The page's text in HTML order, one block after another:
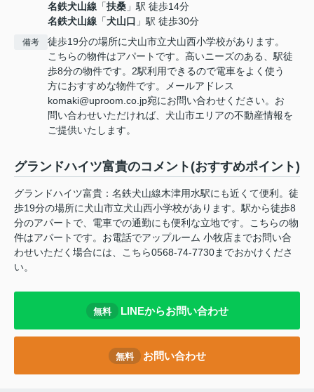
名鉄犬山線 「扶桑 」駅 徒歩14分
名鉄犬山線 「犬山口 」駅 徒歩30分
備考
徒歩19分の場所に犬山市立犬山西小学校があります。
こちらの物件はアパートです。高いニーズのある、駅徒
歩8分の物件です。2駅利用できるので電車をよく使う
方におすすめな物件です。メールアドレス
komaki@uproom.co.jp宛にお問い合わせください。お
問い合わせいただければ、犬山市エリアの不動産情報を
ご提供いたします。
グランドハイツ富貴のコメント(おすすめポイント)
グランドハイツ富貴：名鉄犬山線木津用水駅にも近くて便利。徒
歩19分の場所に犬山市立犬山西小学校があります。駅から徒歩8
分のアパートで、電車での通勤にも便利な立地です。こちらの物
件はアパートです。お電話でアップルーム 小牧店までお問い合
わせいただく場合には、こちら0568-74-7730までおかけくださ
い。
無料 LINEからお問い合わせ
無料 お問い合わせ